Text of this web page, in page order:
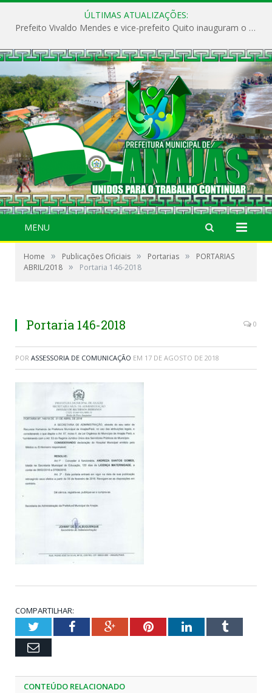
ÚLTIMAS ATUALIZAÇÕES:
Prefeito Vivaldo Mendes e vice-prefeito Quito inauguram o CAPS e fortalecem a saúde pública em Anajás.
MENU
Home » Publicações Oficiais » Portarias »
PORTARIAS
ABRIL/2018 » Portaria 146-2018
Portaria 146-2018 0
POR ASSESSORIA DE COMUNICAÇÃO EM 17 DE AGOSTO DE 2018
COMPARTILHAR:
TwitterFacebookGoogle+PinterestLinkedInTumblr
Email
CONTEÚDO RELACIONADO